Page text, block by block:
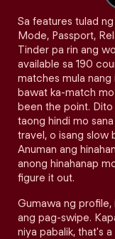
Sa features tulad
Mode, Passport,
Tinder pa rin ang
available sa 190
matches mula nang
bawat ka-match
been the point. Dito
taong hindi mo
travel, o isang slow
Anuman ang
anong hinahanap
figure it out.
Gumawa ng
ang pag-swipe.
niya pabalik, that's